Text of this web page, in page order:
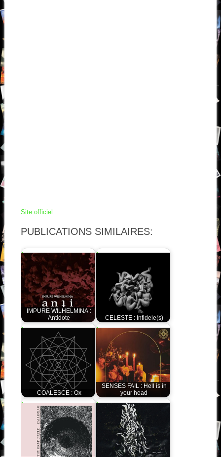
Site officiel
PUBLICATIONS SIMILAIRES:
IMPURE WILHELMINA :
Antidote
CELESTE : Infidele(s)
COALESCE : Ox
SENSES FAIL : Hell is in
your head